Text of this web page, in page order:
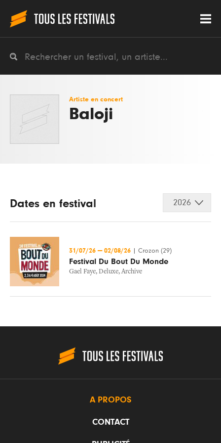
Artiste en concert
Baloji
Dates en festival 2026
31/07/26 — 02/08/26 Crozon (29)
Festival Du Bout Du Monde
Gael Faye, Deluxe, Archive
A PROPOS
CONTACT